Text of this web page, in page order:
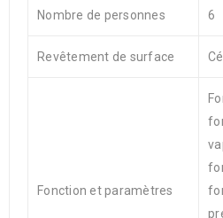
Nombre de personnes 6
Revêtement de surface
Fonction et paramètres